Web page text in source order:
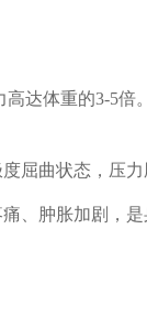
达体重的3-5倍
屈曲状态，压力
、肿胀加剧，